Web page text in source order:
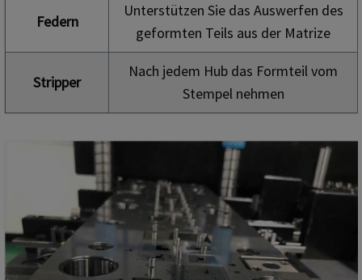
Federn
Unterstützen Sie das Auswerfen des
geformten Teils aus der Matrize
Stripper
Nach jedem Hub das Formteil vom
Stempel nehmen